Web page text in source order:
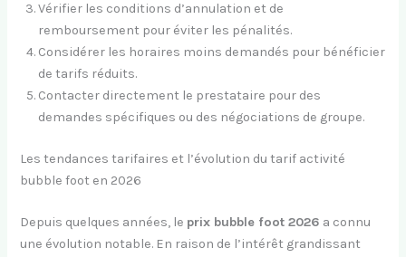
Vérifier les conditions d’annulation et de
remboursement pour éviter les pénalités.
Considérer les horaires moins demandés pour bénéficier
de tarifs réduits.
Contacter directement le prestataire pour des
demandes spécifiques ou des négociations de groupe.
Les tendances tarifaires et l’évolution du tarif activité
bubble foot en 2026
Depuis quelques années, le prix bubble foot 2026 a connu
une évolution notable. En raison de l’intérêt grandissant